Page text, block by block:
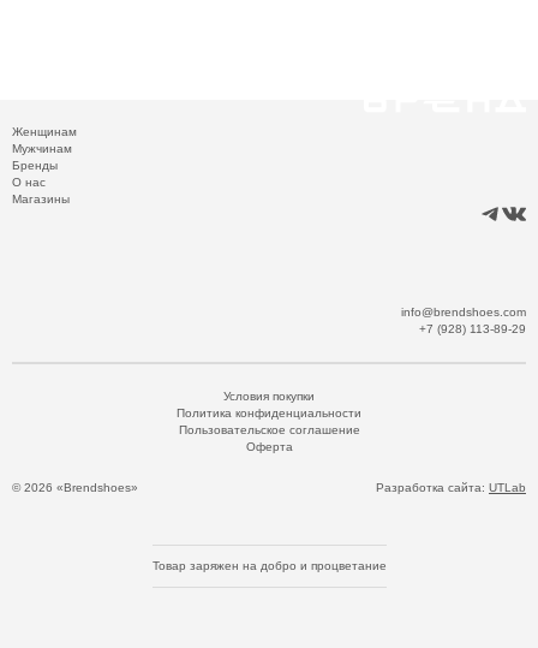
Женщинам
Мужчинам
Бренды
О нас
Магазины
info@brendshoes.com
+7 (928) 113-89-29
© 2026 «Brendshoes»
Условия покупки
Политика конфиденциальности
Пользовательское соглашение
Оферта
Разработка сайта: UTLab
Товар заряжен на добро и процветание